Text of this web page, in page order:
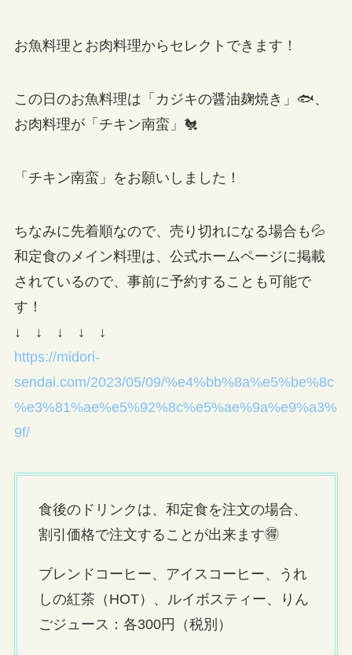
お魚料理とお肉料理からセレクトできます！
この日のお魚料理は「カジキの醤油麹焼き」🐟、
お肉料理が「チキン南蛮」🐔
「チキン南蛮」をお願いしました！
ちなみに先着順なので、売り切れになる場合も💦
和定食のメイン料理は、公式ホームページに掲載
されているので、事前に予約することも可能で
す！
↓ ↓ ↓ ↓ ↓
https://midori-
sendai.com/2023/05/09/%e4%bb%8a%e5%be%8c
%e3%81%ae%e5%92%8c%e5%ae%9a%e9%a3%
9f/
食後のドリンクは、和定食を注文の場合、
割引価格で注文することが出来ます🉐
ブレンドコーヒー、アイスコーヒー、うれ
しの紅茶（HOT）、ルイボスティー、りん
ごジュース：各300円（税別）